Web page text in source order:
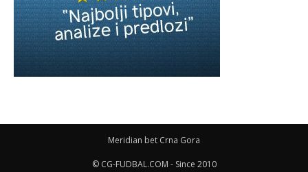
Meridian bet Crna Gora
© CG-FUDBAL.COM - Since 2010